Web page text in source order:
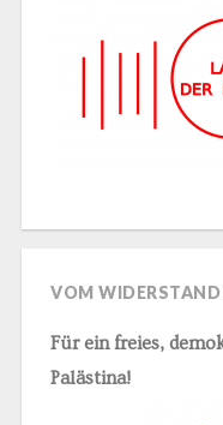
VOM WIDERSTAND
Für ein freies,
Palästina!